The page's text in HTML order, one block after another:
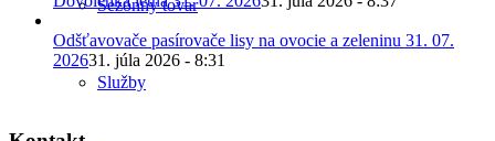
Sezónny tovar
Služby
Odšťavovače pasírovače lisy na ovocie a zeleninu 31. 07.
202631. júla 2026 - 8:31